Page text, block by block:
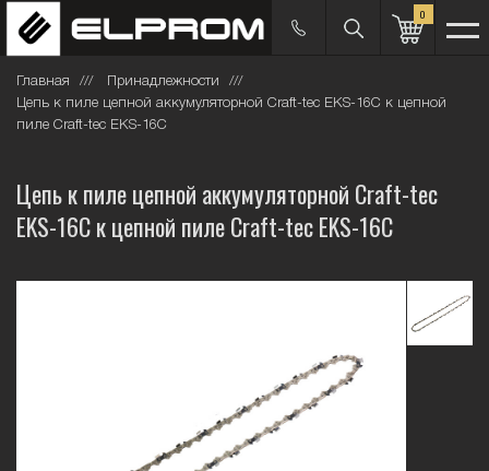
0
Главная
Принадлежности
Цепь к пиле цепной аккумуляторной Craft-tec EKS-16С к цепной
пиле Craft-tec EKS-16С
Цепь к пиле цепной аккумуляторной Craft-tec
EKS-16С к цепной пиле Craft-tec EKS-16С